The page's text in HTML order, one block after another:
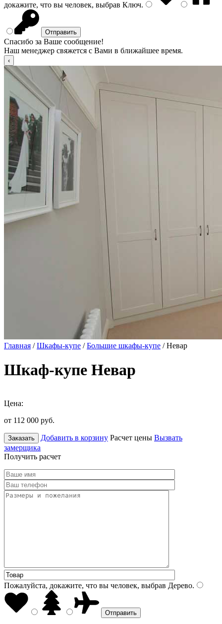
докажите, что вы человек, выбрав Ключ.
Спасибо за Ваше сообщение!
Наш менеджер свяжется с Вами в ближайшее время.
Главная /Шкафы-купе /Большие шкафы-купе / Невар
Шкаф-купе Невар
Цена:
от 112 000 руб.
Заказать Добавить в корзину Расчет цены Вызвать
замерщика
Получить расчет
Пожалуйста, докажите, что вы человек, выбрав Дерево.